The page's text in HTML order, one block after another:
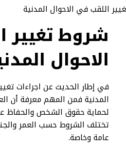
شروط تغيير
الاحوال
في إطار الحديث عن اجراءات
المدنية فمن المهم معرفة أن
لحماية حقوق الشخص والحفاظ
تختلف الشروط حسب العمر
عامة وخاصة.